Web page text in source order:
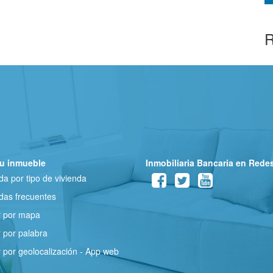
inmueble
por tipo de vivienda
frecuentes
por mapa
por palabra
por geolocalización - App web
Inmobiliaria Bancaria en